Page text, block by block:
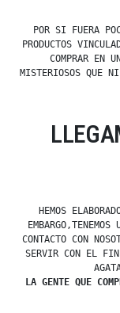
POR SI FUERA
PRODUCTOS
COMPRAR EN
MISTERIOSOS QUE
HEMOS
CONTACTO CON
SERVIR CON EL FIN
LA GENTE QUE